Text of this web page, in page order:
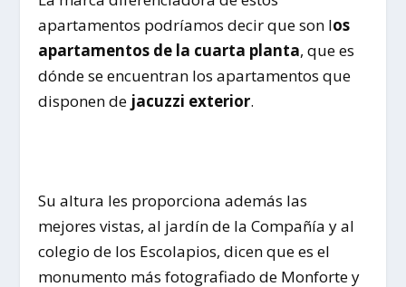
apartamentos podríamos decir que son los
apartamentos de la cuarta planta, que es
dónde se encuentran los apartamentos que
disponen de jacuzzi exterior.
Su altura les proporciona además las
mejores vistas, al jardín de la Compañía y al
colegio de los Escolapios, dicen que es el
monumento más fotografiado de Monforte y